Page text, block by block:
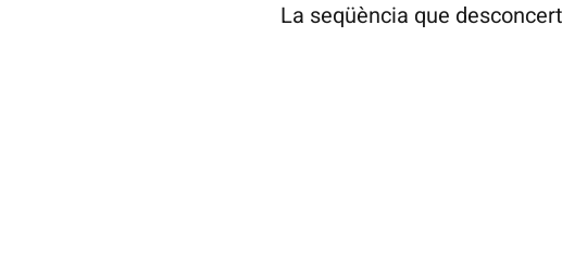
La seqüència que